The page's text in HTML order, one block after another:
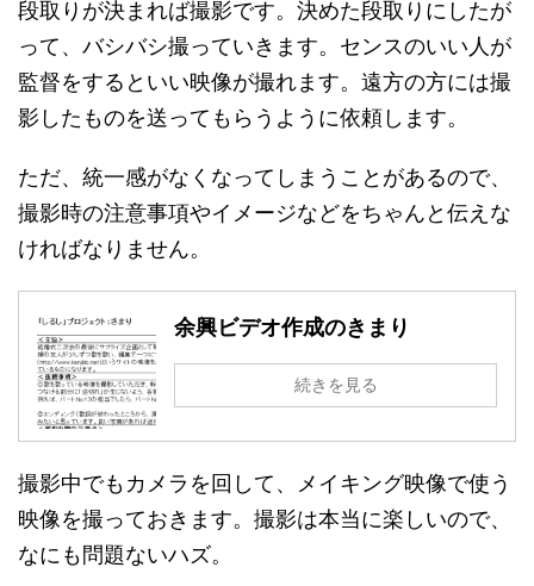
段取りが決まれば撮影です。決めた段取りにしたが
って、バシバシ撮っていきます。センスのいい人が
監督をするといい映像が撮れます。遠方の方には撮
影したものを送ってもらうように依頼します。
ただ、統一感がなくなってしまうことがあるので、
撮影時の注意事項やイメージなどをちゃんと伝えな
ければなりません。
余興ビデオ作成のきまり
続きを見る
撮影中でもカメラを回して、メイキング映像で使う
映像を撮っておきます。撮影は本当に楽しいので、
なにも問題ないハズ。